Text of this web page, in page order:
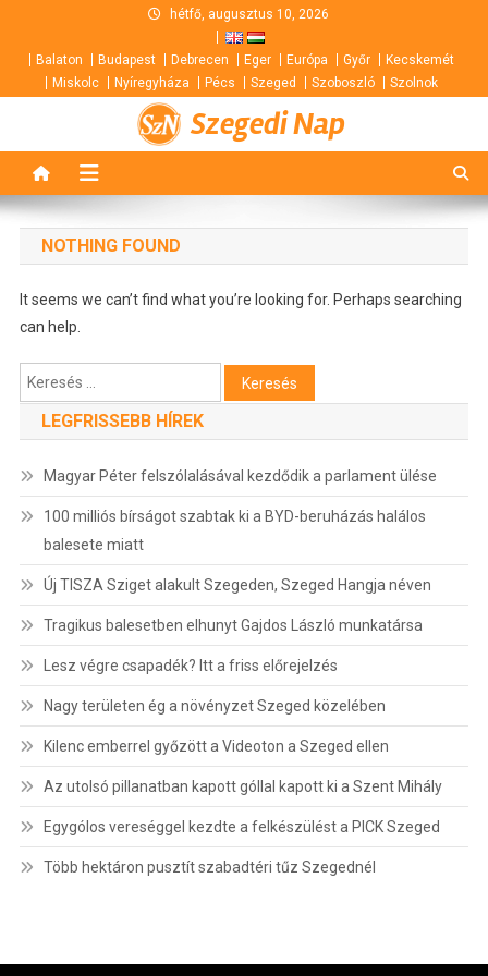
content
hétfő, augusztus 10, 2026
Balaton Budapest Debrecen Eger Európa Győr
Kecskemét
Miskolc
Nyíregyháza Pécs Szeged Szoboszló Szolnok
Szegedi Nap
NOTHING FOUND
It seems we can’t find what you’re looking for. Perhaps searching
can help.
Keresés:
LEGFRISSEBB HÍREK
Magyar Péter felszólalásával kezdődik a parlament ülése
100 milliós bírságot szabtak ki a BYD-beruházás halálos
balesete miatt
Új TISZA Sziget alakult Szegeden, Szeged Hangja néven
Tragikus balesetben elhunyt Gajdos László munkatársa
Lesz végre csapadék? Itt a friss előrejelzés
Nagy területen ég a növényzet Szeged közelében
Kilenc emberrel győzött a Videoton a Szeged ellen
Az utolsó pillanatban kapott góllal kapott ki a Szent Mihály
Egygólos vereséggel kezdte a felkészülést a PICK Szeged
Több hektáron pusztít szabadtéri tűz Szegednél